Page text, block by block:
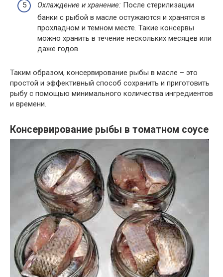
Охлаждение и хранение: После стерилизации
банки с рыбой в масле остужаются и хранятся в
прохладном и темном месте. Такие консервы
можно хранить в течение нескольких месяцев или
даже годов.
Таким образом, консервирование рыбы в масле – это
простой и эффективный способ сохранить и приготовить
рыбу с помощью минимального количества ингредиентов
и времени.
Консервирование рыбы в томатном соусе